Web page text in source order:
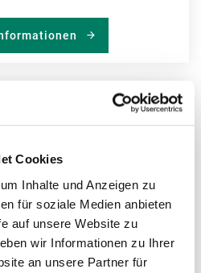
Cookies
Inhalte und Anzeigen zu
für soziale Medien anbieten
auf unsere Website zu
wir Informationen zu Ihrer
an unsere Partner für
ZUR